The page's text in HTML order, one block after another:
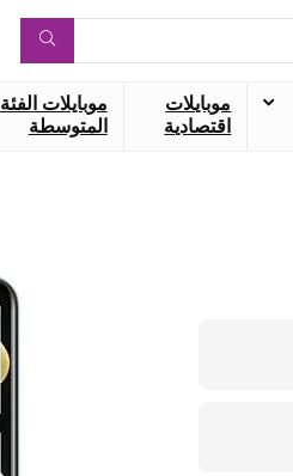
موبايلات
اقتصادية
موبايلات الفئة
المتوسطة